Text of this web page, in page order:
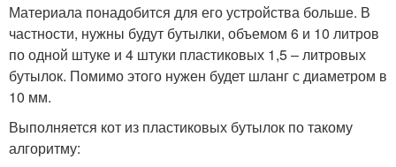
Материала понадобится для его устройства больше. В
частности, нужны будут бутылки, объемом 6 и 10 литров
по одной штуке и 4 штуки пластиковых 1,5 – литровых
бутылок. Помимо этого нужен будет шланг с диаметром в
10 мм.
Выполняется кот из пластиковых бутылок по такому
алгоритму: